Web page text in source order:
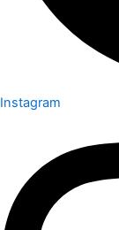
Instagram